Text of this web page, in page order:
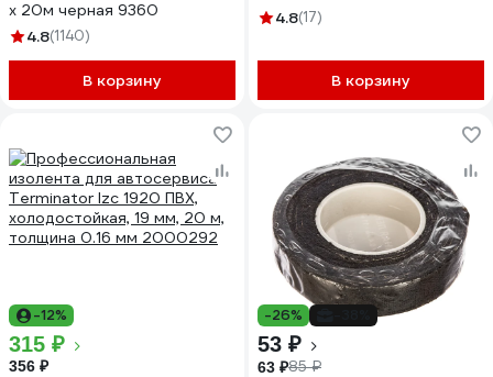
х 20м черная 9360
4.8(1140)
В корзину
4.8(17)
В корзину
-12%
315 ₽
356 ₽
-26%
53 ₽
63 ₽85 ₽